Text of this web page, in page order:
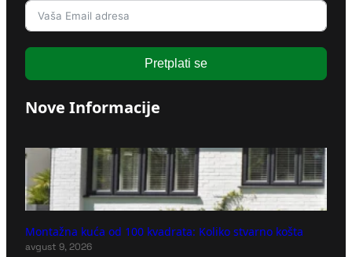
Pretplati se
Nove Informacije
Montažna kuća od 100 kvadrata: Koliko stvarno košta
avgust 9, 2026